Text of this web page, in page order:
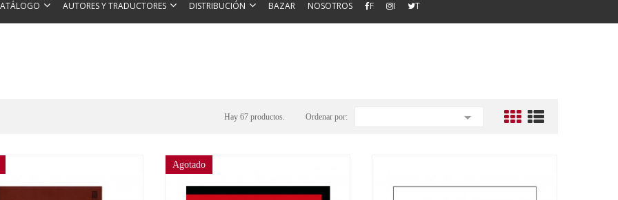
AUTORES Y TRADUCTORES DISTRIBUCIÓN BAZAR NOSOTROS F I T
Hay 67 productos. Ordenar por: 
Agotado